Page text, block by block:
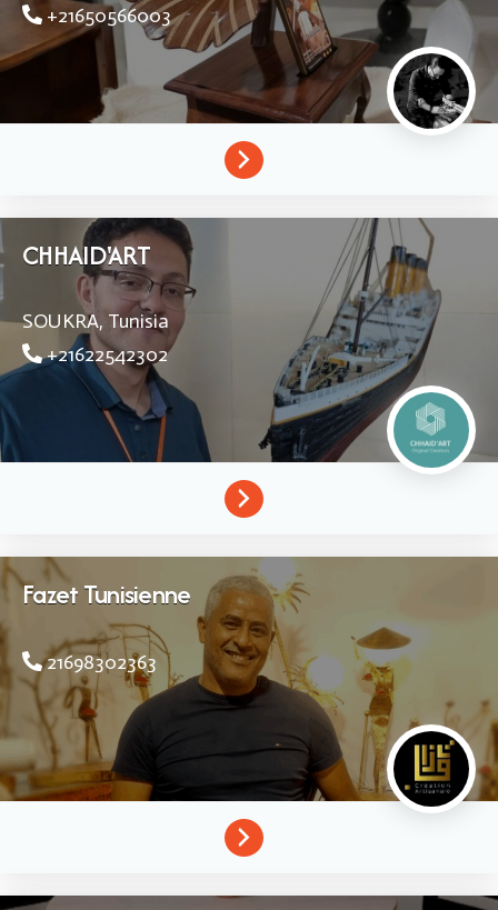
+21650566003
CHHAID'ART
SOUKRA, Tunisia
+21622542302
Fazet Tunisienne
21698302363